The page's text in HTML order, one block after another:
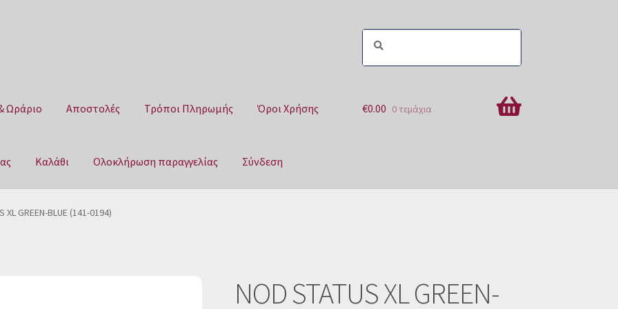
Ωράριο Αποστολές Τρόποι Πληρωμής Όροι Χρήσης
Καλάθι Ολοκλήρωση παραγγελίας Σύνδεση
Τρόποι Πληρωμής
€0.00 0 τεμάχια
XL GREEN-BLUE (141-0194)
NOD STATUS XL GREEN-